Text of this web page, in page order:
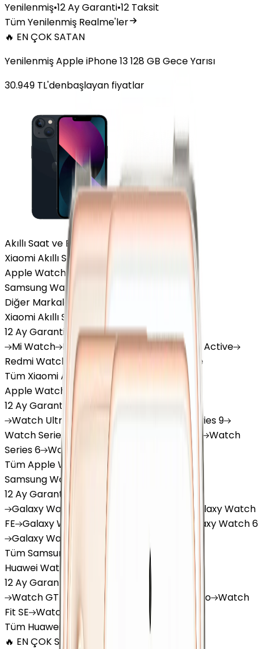
Yenilenmiş•12 Ay Garanti•12 Taksit
Tüm Yenilenmiş Realme'ler
🔥 EN ÇOK SATAN
Yenilenmiş Apple iPhone 13 128 GB Gece Yarısı
30.949 TL'denbaşlayan fiyatlar
Akıllı Saat ve Bileklik
Xiaomi Akıllı Saat
Apple Watch
Samsung Watch
Diğer Markalar
Xiaomi Akıllı Saat
12 Ay Garanti • 6 Taksit
MiWatch Mi Watch Lite RedmiWatch 3 Active
RedmiWatch 5 Lite Redmi
Watch 5 Active
Tüm Xiaomi Akıllı Saat'lar
Apple Watch
12 Ay Garanti • 6 Taksit
Watch Ultra Series 10
Series 9
WatchSeries 8 Watch SE
Watch
Series 6 Watch
Series 5
Tüm Apple Watch'lar
Samsung Watch
12 Ay Garanti
6 Taksit
GalaxyWatch 7 Galaxy GalaxyWatch
FE GalaxyWatch 4 Galaxy GalaxyWatch 6
GalaxyWatch8
Tüm Samsung Watch'lar
Huawei Watch
12 Ay Garanti
•6 Taksit
WatchGT 4 Watch GT 5 Pro Watch
Fit SE Watch Fit 3
GT3 Pro
Tüm Huawei Watch'lar
🔥 EN ÇOK SATAN